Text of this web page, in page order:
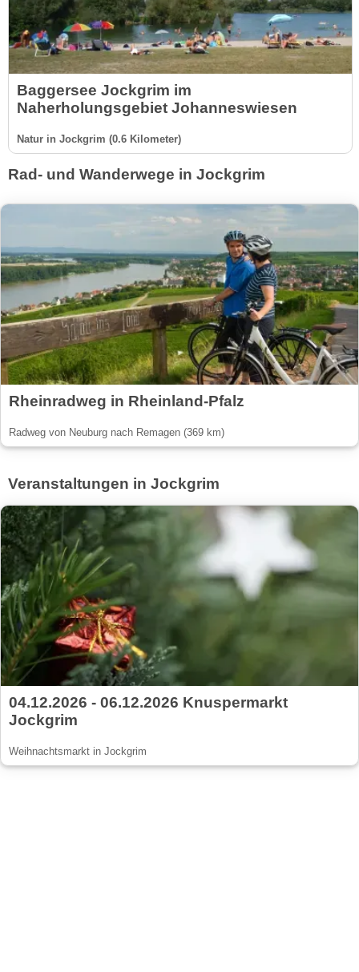
Baggersee Jockgrim im
Naherholungsgebiet Johanneswiesen
Natur in Jockgrim (0.6 Kilometer)
Rad- und Wanderwege in Jockgrim
Rheinradweg in Rheinland-Pfalz
Radweg von Neuburg nach Remagen (369 km)
Veranstaltungen in Jockgrim
04.12.2026 - 06.12.2026 Knuspermarkt
Jockgrim
Weihnachtsmarkt in Jockgrim